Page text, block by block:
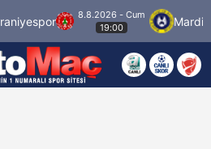
8.8.2026 - Cum
19:00
Mardin